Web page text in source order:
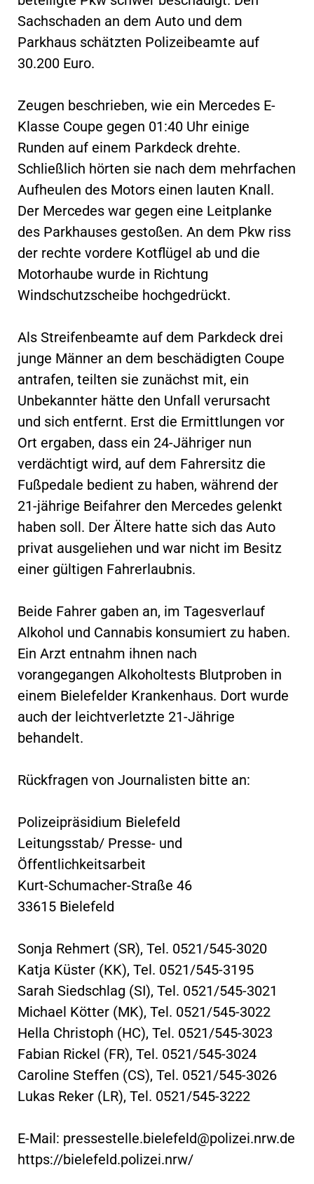
Sachschaden an dem Auto und dem
Parkhaus schätzten Polizeibeamte auf
30.200 Euro.
Zeugen beschrieben, wie ein Mercedes E-
Klasse Coupe gegen 01:40 Uhr einige
Runden auf einem Parkdeck drehte.
Schließlich hörten sie nach dem mehrfachen
Aufheulen des Motors einen lauten Knall.
Der Mercedes war gegen eine Leitplanke
des Parkhauses gestoßen. An dem Pkw riss
der rechte vordere Kotflügel ab und die
Motorhaube wurde in Richtung
Windschutzscheibe hochgedrückt.
Als Streifenbeamte auf dem Parkdeck drei
junge Männer an dem beschädigten Coupe
antrafen, teilten sie zunächst mit, ein
Unbekannter hätte den Unfall verursacht
und sich entfernt. Erst die Ermittlungen vor
Ort ergaben, dass ein 24-Jähriger nun
verdächtigt wird, auf dem Fahrersitz die
Fußpedale bedient zu haben, während der
21-jährige Beifahrer den Mercedes gelenkt
haben soll. Der Ältere hatte sich das Auto
privat ausgeliehen und war nicht im Besitz
einer gültigen Fahrerlaubnis.
Beide Fahrer gaben an, im Tagesverlauf
Alkohol und Cannabis konsumiert zu haben.
Ein Arzt entnahm ihnen nach
vorangegangen Alkoholtests Blutproben in
einem Bielefelder Krankenhaus. Dort wurde
auch der leichtverletzte 21-Jährige
behandelt.
Rückfragen von Journalisten bitte an:
Polizeipräsidium Bielefeld
Leitungsstab/ Presse- und
Öffentlichkeitsarbeit
Kurt-Schumacher-Straße 46
33615 Bielefeld
Sonja Rehmert (SR), Tel. 0521/545-3020
Katja Küster (KK), Tel. 0521/545-3195
Sarah Siedschlag (SI), Tel. 0521/545-3021
Michael Kötter (MK), Tel. 0521/545-3022
Hella Christoph (HC), Tel. 0521/545-3023
Fabian Rickel (FR), Tel. 0521/545-3024
Caroline Steffen (CS), Tel. 0521/545-3026
Lukas Reker (LR), Tel. 0521/545-3222
E-Mail: pressestelle.bielefeld@polizei.nrw.de
https://bielefeld.polizei.nrw/